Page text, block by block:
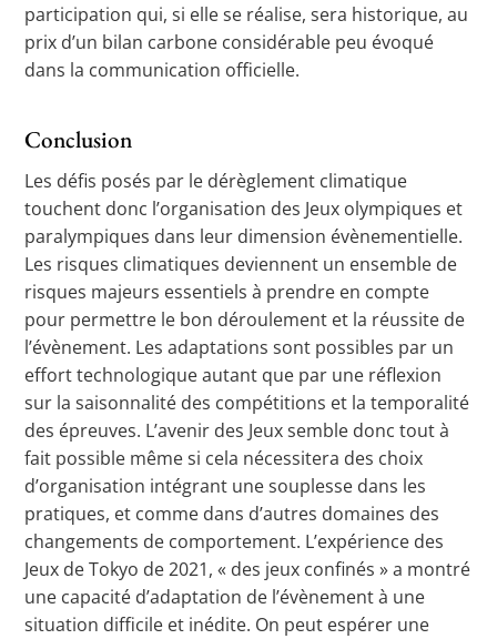
participation qui, si elle se réalise, sera historique, au
prix d’un bilan carbone considérable peu évoqué
dans la communication officielle.
Conclusion
Les défis posés par le dérèglement climatique
touchent donc l’organisation des Jeux olympiques et
paralympiques dans leur dimension évènementielle.
Les risques climatiques deviennent un ensemble de
risques majeurs essentiels à prendre en compte
pour permettre le bon déroulement et la réussite de
l’évènement. Les adaptations sont possibles par un
effort technologique autant que par une réflexion
sur la saisonnalité des compétitions et la temporalité
des épreuves. L’avenir des Jeux semble donc tout à
fait possible même si cela nécessitera des choix
d’organisation intégrant une souplesse dans les
pratiques, et comme dans d’autres domaines des
changements de comportement. L’expérience des
Jeux de Tokyo de 2021, « des jeux confinés » a montré
une capacité d’adaptation de l’évènement à une
situation difficile et inédite. On peut espérer une